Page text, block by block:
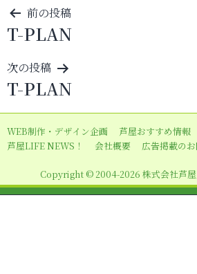
投
稿
ナ
ビ
ゲ
ー
シ
ン
前の投稿
T-PLAN
次の投稿
T-PLAN
WEB制作・デザイン企画 芦屋おすすめ情報
芦屋LIFE NEWS！
会社概要 広告掲載の
Copyright © 2004-2026 株式会社芦